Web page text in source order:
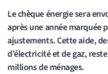
Le chèque énergie sera
après une année marquée
ajustements. Cette aide,
d’électricité et de gaz,
millions de ménages.